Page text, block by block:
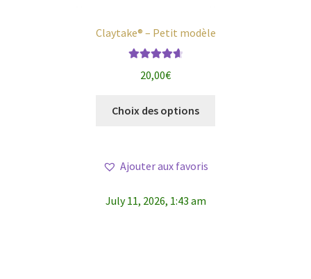
Claytake® – Petit modèle
sur 5
20,00€
Choix des options
Ajouter aux favoris
July 11, 2026, 1:43 am